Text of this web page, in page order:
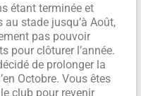
étant terminée et
au stade jusqu’à Août,
pas pouvoir
pour clôturer l’année.
de prolonger la
Octobre. Vous êtes
club pour revenir